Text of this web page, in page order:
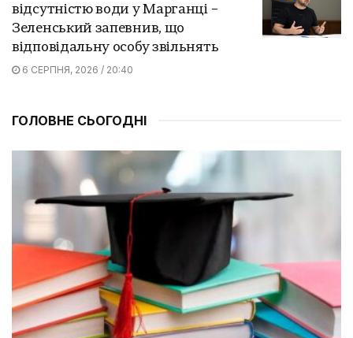
відсутністю води у Марганці –
Зеленський запевнив, що
відповідальну особу звільнять
6 СЕРПНЯ, 2026 / 20:40
ГОЛОВНЕ СЬОГОДНІ